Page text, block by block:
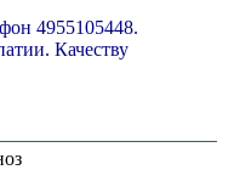
4955105448.
Качеству